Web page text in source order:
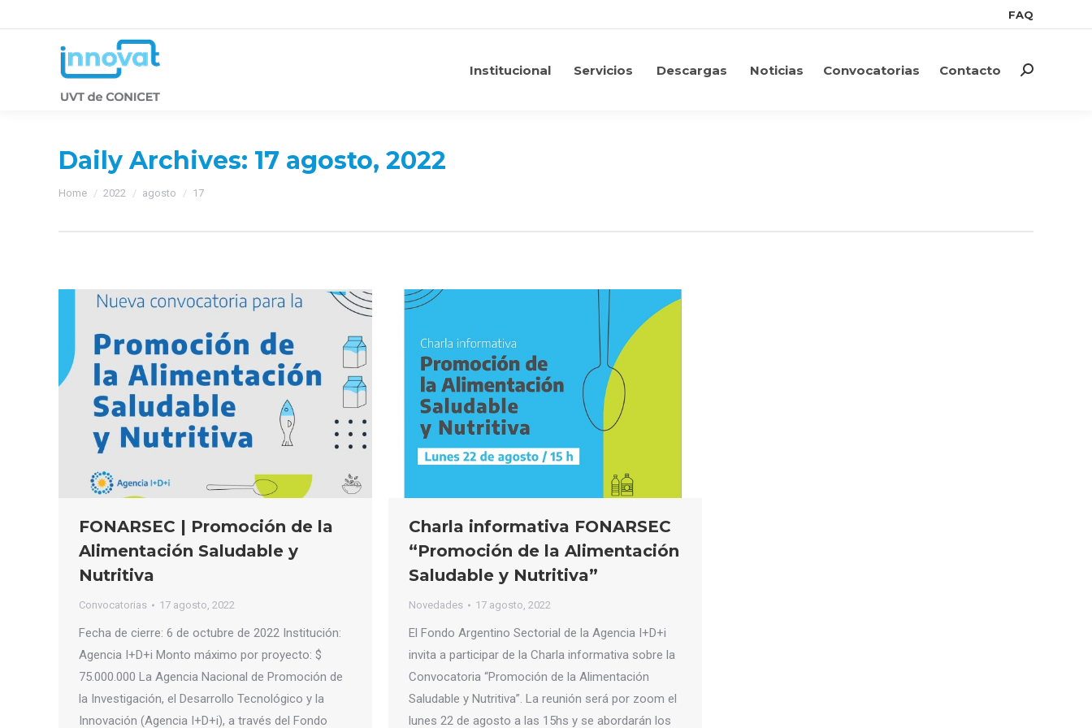
FAQ
Institucional Servicios Descargas Noticias Convocatorias Contacto Search:
Daily Archives: 17 agosto, 2022
You are here:
Home 2022 agosto 17
FONARSEC | Promoción de la
Alimentación Saludable y
Nutritiva
Convocatorias 17 agosto, 2022
Fecha de cierre: 6 de octubre de 2022 Institución:
Agencia I+D+i Monto máximo por proyecto: $
75.000.000 La Agencia Nacional de Promoción de
la Investigación, el Desarrollo Tecnológico y la
Innovación (Agencia I+D+i), a través del Fondo
Charla informativa FONARSEC
“Promoción de la Alimentación
Saludable y Nutritiva”
Novedades 17 agosto, 2022
El Fondo Argentino Sectorial de la Agencia I+D+i
invita a participar de la Charla informativa sobre la
Convocatoria “Promoción de la Alimentación
Saludable y Nutritiva”. La reunión será por zoom el
lunes 22 de agosto a las 15hs y se abordarán los
FAQ